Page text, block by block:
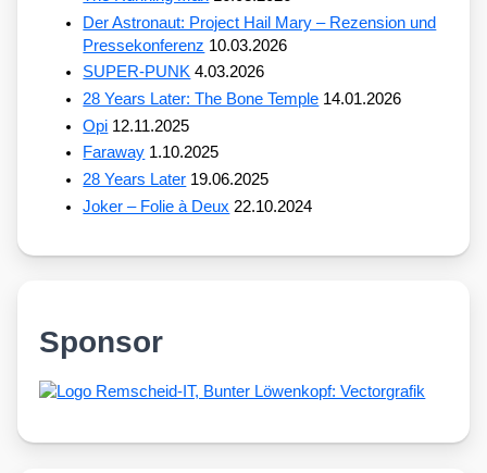
Der Astronaut: Project Hail Mary – Rezension und
Pressekonferenz 10.03.2026
SUPER-PUNK 4.03.2026
28 Years Later: The Bone Temple 14.01.2026
Opi 12.11.2025
Faraway 1.10.2025
28 Years Later 19.06.2025
Joker – Folie à Deux 22.10.2024
Sponsor